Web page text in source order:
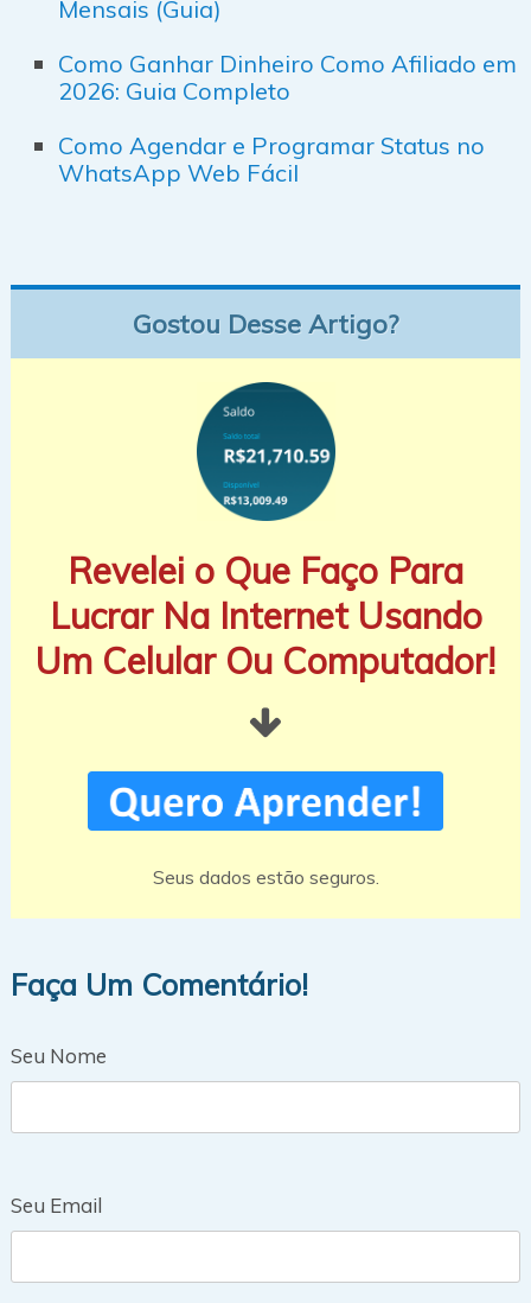
Mensais (Guia)
Como Ganhar Dinheiro Como Afiliado em
2026: Guia Completo
Como Agendar e Programar Status no
WhatsApp Web Fácil
Gostou Desse Artigo?
Revelei o Que Faço Para
Lucrar Na Internet Usando
Um Celular Ou Computador!
Seus dados estão seguros.
Faça Um Comentário!
Seu Nome
Seu Email